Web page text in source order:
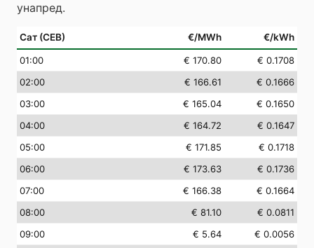
унапред.
Сат (СЕВ) €/MWh €/kWh
01:00 € 170.80
€ 0.1708
02:00 € 166.61
€ 0.1666
03:00 € 165.04
€ 0.1650
04:00 € 164.72
€ 0.1647
05:00 € 171.85
€ 0.1718
06:00 € 173.63
€ 0.1736
07:00 € 166.38
€ 0.1664
08:00 € 81.10
€ 0.0811
09:00 € 5.64
€ 0.0056